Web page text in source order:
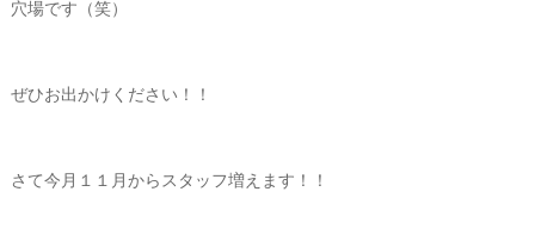
穴場です（笑）
ぜひお出かけください！！
さて今月１１月からスタッフ増えます！！